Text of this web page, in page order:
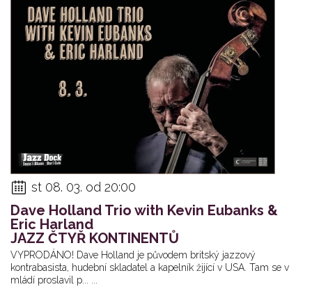
st 08. 03. od 20:00
Dave Holland Trio with Kevin Eubanks &
Eric Harland
JAZZ ČTYŘ KONTINENTŮ
VYPRODÁNO! Dave Holland je původem britský jazzový
kontrabasista, hudební skladatel a kapelník žijící v USA. Tam se v
mládí proslavil p... ...